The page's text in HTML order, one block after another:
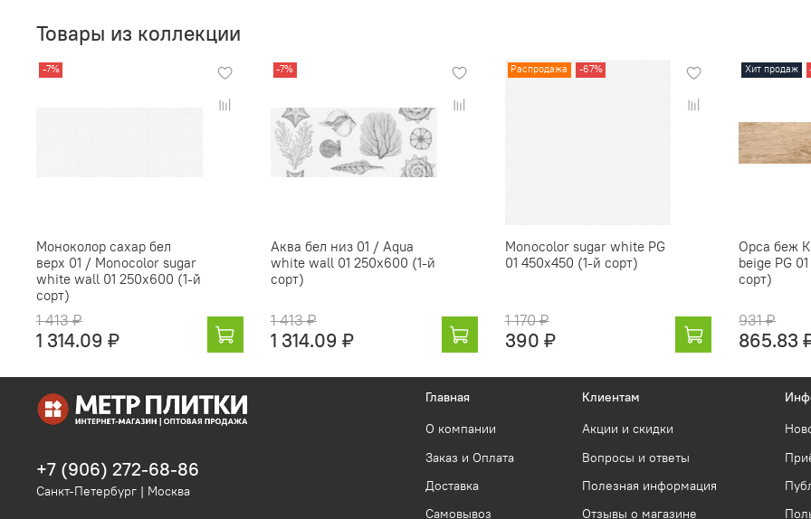
Товары из коллекции
-7%
Моноколор сахар бел
верх 01 / Monocolor sugar
white wall 01 250х600 (1-й
сорт)
1 413 ₽
1 314.09 ₽
-7%
Аква бел низ 01 / Aqua
white wall 01 250х600 (1-й
сорт)
1 413 ₽
1 314.09 ₽
Распродажа -67%
Monocolor sugar white PG
01 450х450 (1-й сорт)
1 170 ₽
390 ₽
Хит продаж
Орса беж
beige PG
сорт)
931 ₽
865.83
Главная
О компании
Заказ и Оплата
Доставка
Самовывоз
Клиентам
Акции и скидки
Вопросы и ответы
Полезная информация
Отзывы о магазине
+7 (906) 272-68-86
Санкт-Петербург | Москва